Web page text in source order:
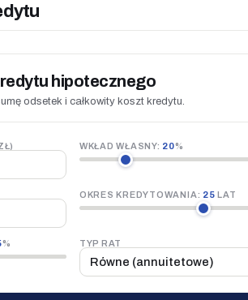
hipotecznego
odsetek i całkowity koszt kredytu.
WKŁAD WŁASNY: 20%
OKRES KREDYTOWANIA: 25 LAT
% TYP RAT